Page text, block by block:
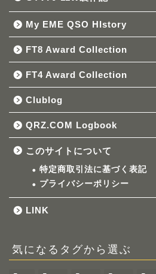
My EME QSO HIstory
FT8 Award Collection
FT4 Award Collection
Clublog
QRZ.COM Logbook
このサイトについて
特定商取引法に基づく表記
プライバシーポリシー
LINK
気になるタグから選ぶ